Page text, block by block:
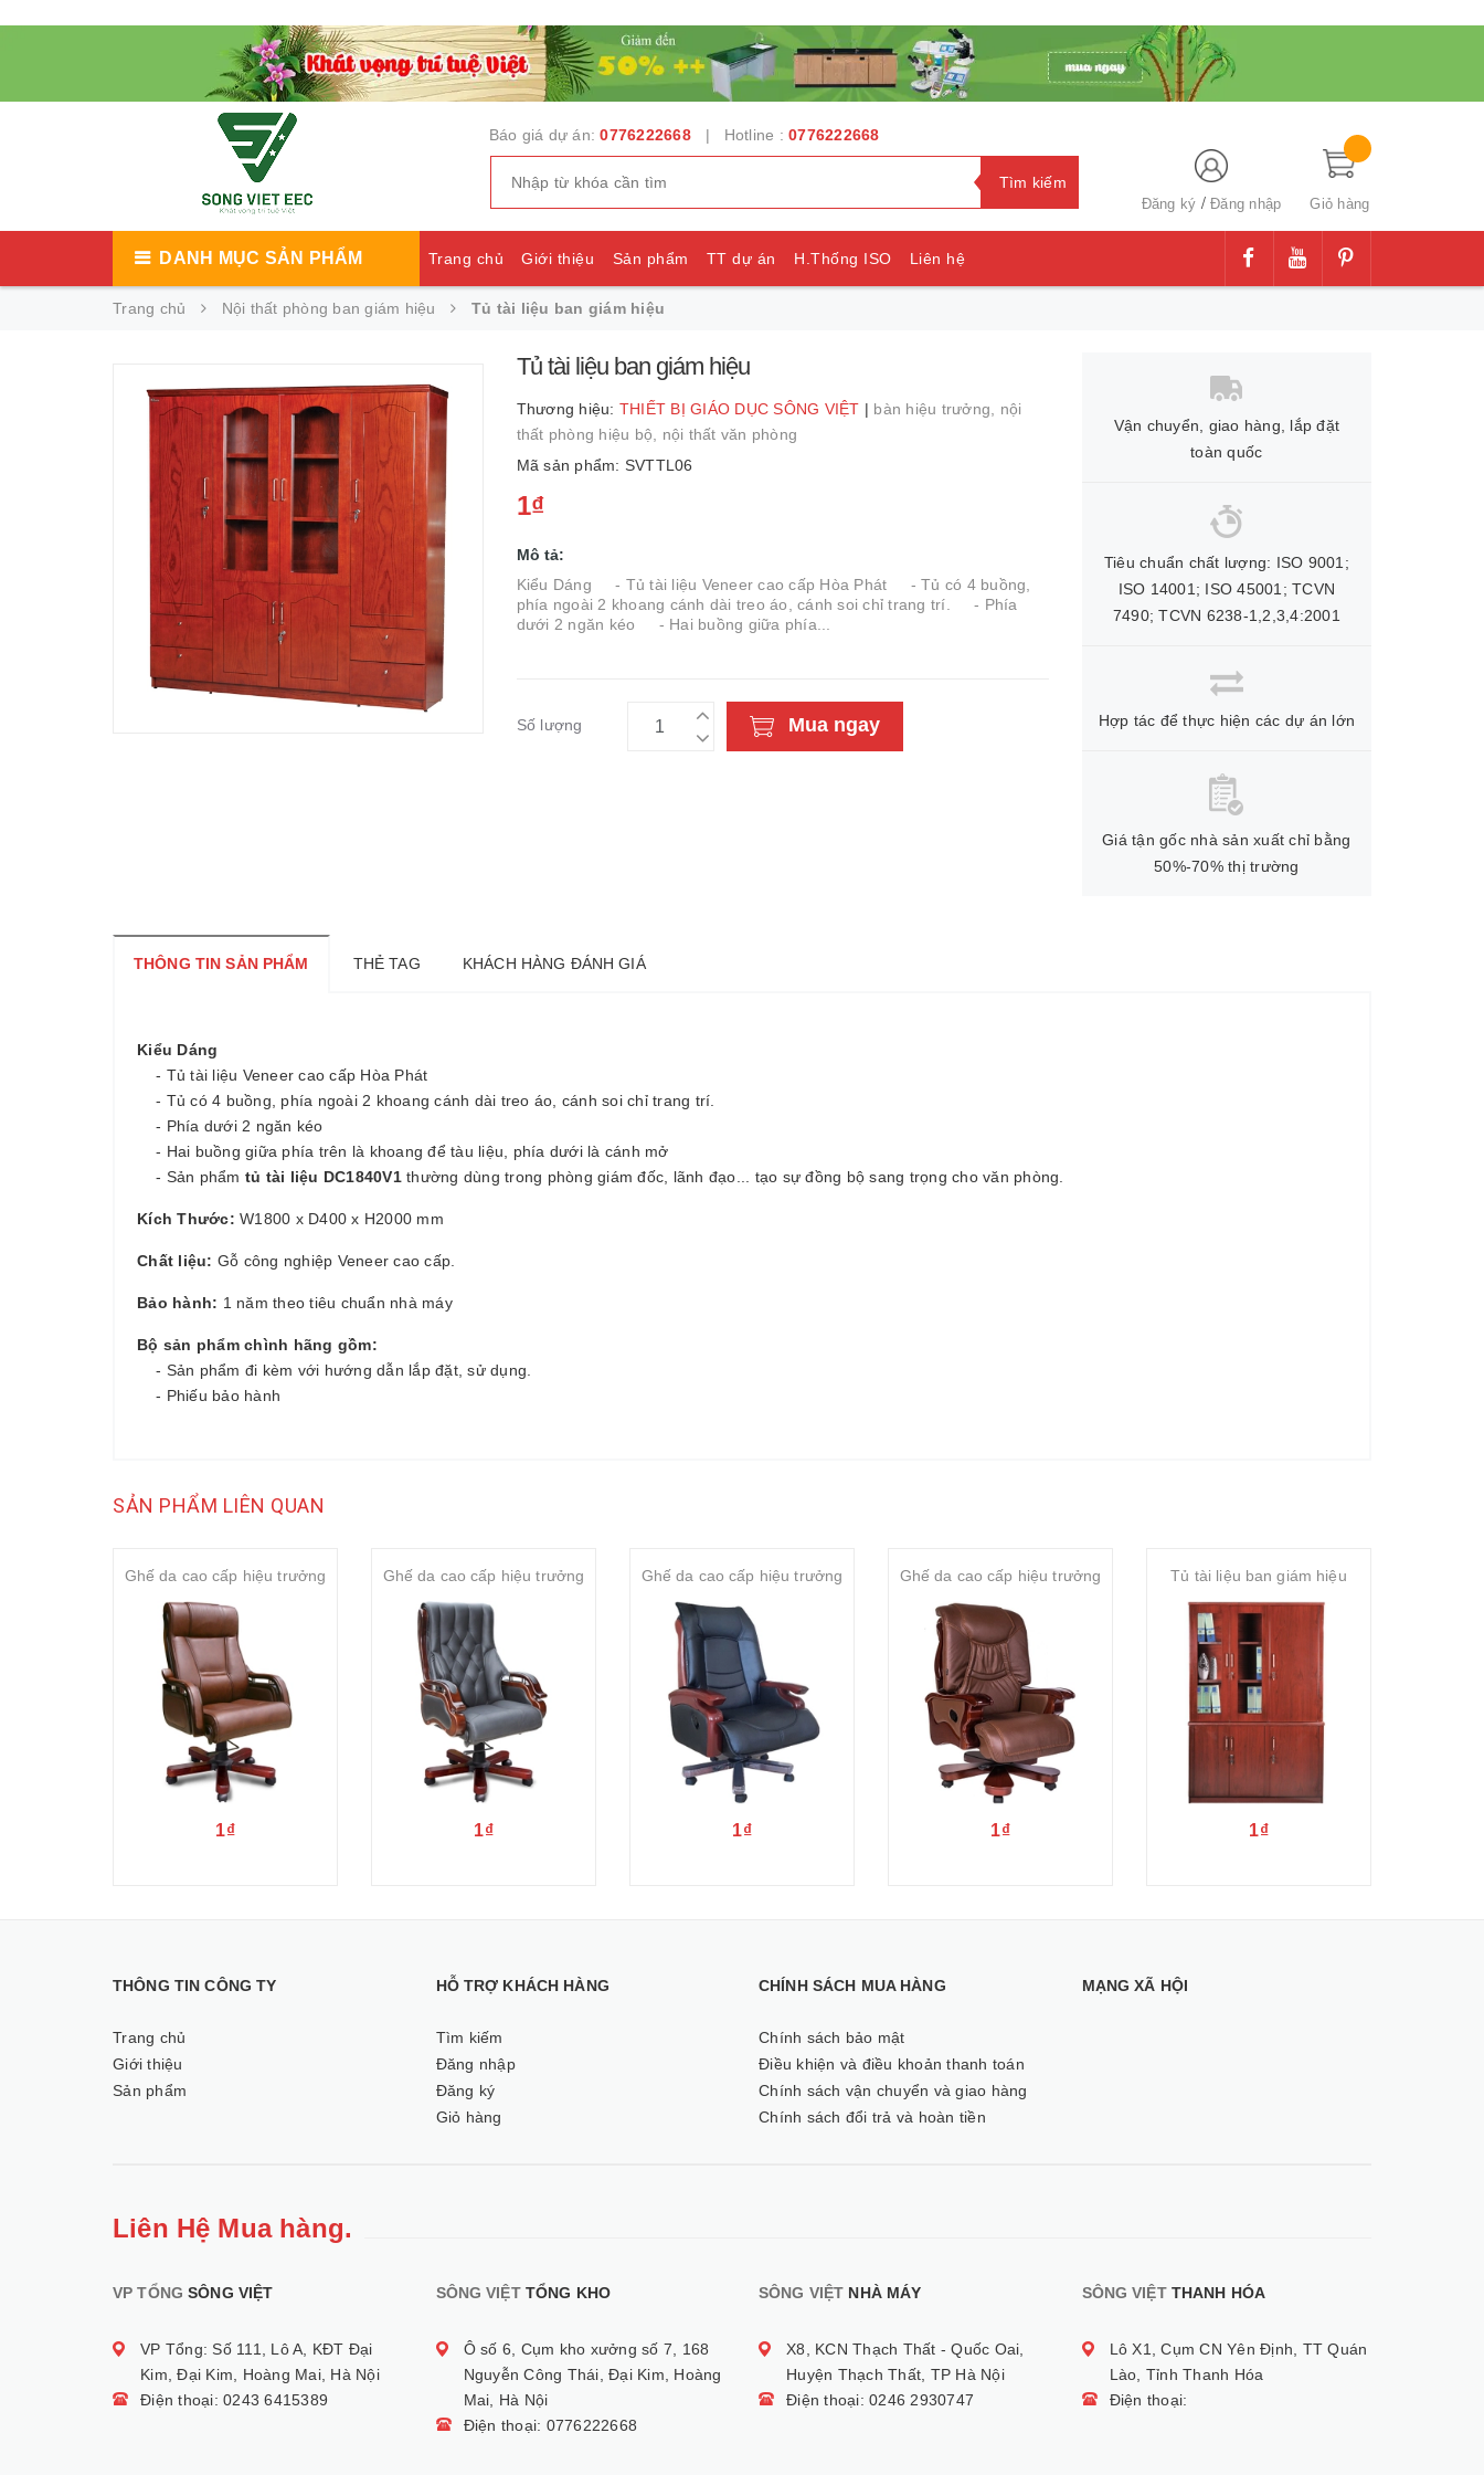
Báo giá dự án:0776222668| Hotline : 0776222668
Tìm kiếm
Đăng ký /Đăng nhập Giỏ hàng
DANH MỤC SẢN PHẨM Trang chủ Giới thiệu Sản phẩm TT dự án H.Thống ISO Liên hệ
Cataloge
Trang chủ Nội thất phòng ban giám hiệu Tủ tài liệu ban giám hiệu
Tủ tài liệu ban giám hiệu
Thương hiệu: THIẾT BỊ GIÁO DỤC SÔNG VIỆT | bàn hiệu trưởng, nội
thất phòng hiệu bộ, nội thất văn phòng
Mã sản phẩm: SVTTL06
1₫
Mô tả:
Kiểu Dáng - Tủ tài liệu Veneer cao cấp Hòa Phát - Tủ có 4 buồng,
phía ngoài 2 khoang cánh dài treo áo, cánh soi chỉ trang trí. - Phía
dưới 2 ngăn kéo - Hai buồng giữa phía...
Số lượng Mua ngay
Vận chuyển, giao hàng, lắp đặt
toàn quốc
Tiêu chuẩn chất lượng: ISO 9001;
ISO 14001; ISO 45001; TCVN
7490; TCVN 6238-1,2,3,4:2001
Hợp tác để thực hiện các dự án lớn
Giá tận gốc nhà sản xuất chỉ bằng
50%-70% thị trường
THÔNG TIN SẢN PHẨM THẺ TAG KHÁCH HÀNG ĐÁNH GIÁ
Kiểu Dáng
- Tủ tài liệu Veneer cao cấp Hòa Phát
- Tủ có 4 buồng, phía ngoài 2 khoang cánh dài treo áo, cánh soi chỉ trang trí.
- Phía dưới 2 ngăn kéo
- Hai buồng giữa phía trên là khoang để tàu liệu, phía dưới là cánh mở
- Sản phẩm tủ tài liệu DC1840V1thường dùng trong phòng giám đốc, lãnh đạo... tạo sự đồng bộ sang trọng cho văn phòng.
Kích Thước: W1800 x D400 x H2000 mm
Chất liệu: Gỗ công nghiệp Veneer cao cấp.
Bảo hành: 1 năm theo tiêu chuẩn nhà máy
Bộ sản phẩm chình hãng gồm:
- Sản phẩm đi kèm với hướng dẫn lắp đặt, sử dụng.
- Phiếu bảo hành
SẢN PHẨM LIÊN QUAN
Ghế da cao cấp hiệu trưởng
1₫
Ghế da cao cấp hiệu trưởng
1₫
Ghế da cao cấp hiệu trưởng
1₫
Ghế da cao cấp hiệu trưởng
1₫
Tủ tài liệu ban giám hiệu
1₫
THÔNG TIN CÔNG TY
Trang chủ
Giới thiệu
Sản phẩm
HỖ TRỢ KHÁCH HÀNG
Tìm kiếm
Đăng nhập
Đăng ký
Giỏ hàng
CHÍNH SÁCH MUA HÀNG
Chính sách bảo mật
Điều khiện và điều khoản thanh toán
Chính sách vận chuyển và giao hàng
Chính sách đổi trả và hoàn tiền
MẠNG XÃ HỘI
Liên Hệ Mua hàng.
VP TỔNGSÔNG VIỆT
VP Tổng: Số 111, Lô A, KĐT Đại
Kim, Đại Kim, Hoàng Mai, Hà Nội
Điện thoại: 0243 6415389
SÔNG VIỆTTỔNG KHO
Ô số 6, Cụm kho xưởng số 7, 168
Nguyễn Công Thái, Đại Kim, Hoàng
Mai, Hà Nội
Điện thoại: 0776222668
SÔNG VIỆT NHÀ MÁY
X8, KCN Thạch Thất - Quốc Oai,
Huyện Thạch Thất, TP Hà Nội
Điện thoại: 0246 2930747
SÔNG VIỆTTHANH HÓA
Lô X1, Cụm CN Yên Định, TT Quán
Lào, Tỉnh Thanh Hóa
Điện thoại: